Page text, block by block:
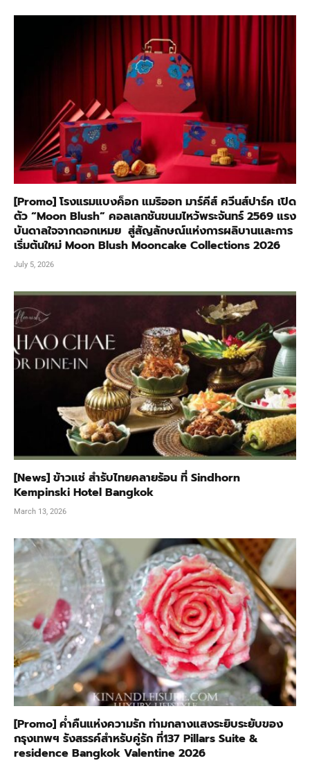
[Promo] โรงแรมแบงค็อก แมริออท มาร์คีส์ ควีนส์ปาร์ค เปิด
ตัว “Moon Blush” คอลเลกชันขนมไหว้พระจันทร์ 2569 แรง
บันดาลใจจากดอกเหมย สู่สัญลักษณ์แห่งการผลิบานและการ
เริ่มต้นใหม่ Moon Blush Mooncake Collections 2026
July 5, 2026
[News] ข้าวแช่ สำรับไทยคลายร้อน ที่ Sindhorn
Kempinski Hotel Bangkok
March 13, 2026
[Promo] ค่ำคืนแห่งความรัก ท่ามกลางแสงระยิบระยับของ
กรุงเทพฯ รังสรรค์สำหรับคู่รัก ที่137 Pillars Suite &
residence Bangkok Valentine 2026